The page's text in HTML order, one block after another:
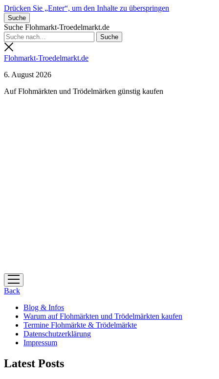
Drücken Sie „Enter“, um den Inhalte zu überspringen
Suche
Suche Flohmarkt-Troedelmarkt.de
Flohmarkt-Troedelmarkt.de
6. August 2026
Auf Flohmärkten und Trödelmärken günstig kaufen
Menü
öffnen
Back
Blog & Infos
Warum auf Flohmärkten und Trödelmärkten kaufen
Termine Flohmärkte & Trödelmärkte
Datenschutzerklärung
Impressum
Latest Posts